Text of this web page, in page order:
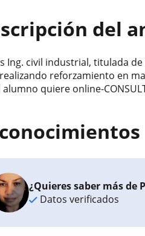
del
Ing. civil industrial, titulada
reforzamiento en
alumno quiere online-
¿Quieres saber más de
Datos verificados